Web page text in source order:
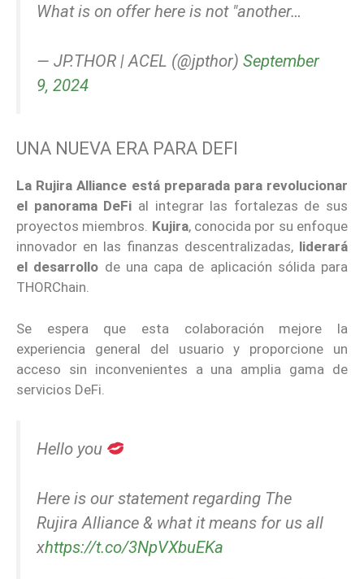
What is on offer here is not "another…
— JP.THOR | ACEL (@jpthor) September
9, 2024
UNA NUEVA ERA PARA DEFI
La Rujira Alliance está preparada para revolucionar
el panorama DeFi al integrar las fortalezas de sus
proyectos miembros. Kujira, conocida por su enfoque
innovador en las finanzas descentralizadas, liderará
el desarrollo de una capa de aplicación sólida para
THORChain.
Se espera que esta colaboración mejore la
experiencia general del usuario y proporcione un
acceso sin inconvenientes a una amplia gama de
servicios DeFi.
Hello you
Here is our statement regarding The
Rujira Alliance & what it means for us all
xhttps://t.co/3NpVXbuEKa